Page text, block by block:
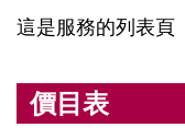
這是服務的列表頁
價目表